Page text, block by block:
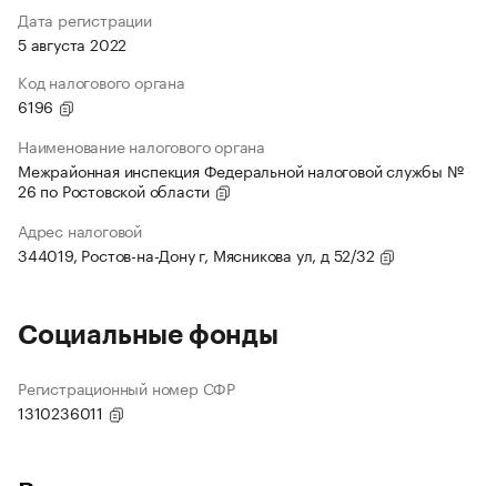
Дата регистрации
5 августа 2022
Код налогового органа
6196
Наименование налогового органа
Межрайонная инспекция Федеральной налоговой службы №
26 по Ростовской области
Адрес налоговой
344019, Ростов-на-Дону г, Мясникова ул, д 52/32
Социальные фонды
Регистрационный номер СФР
1310236011